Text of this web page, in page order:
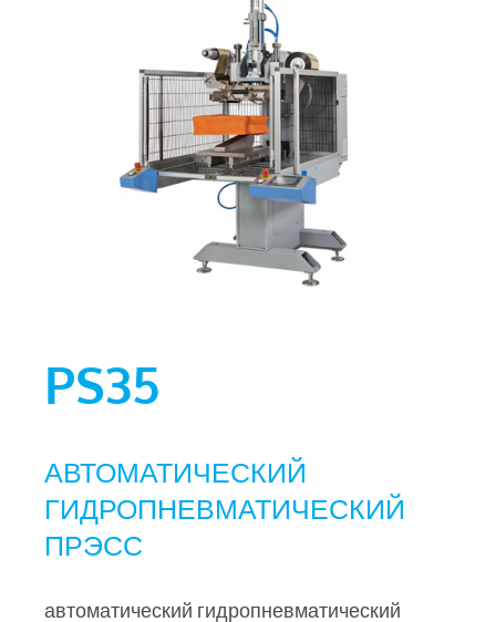
PS35
АВТОМАТИЧЕСКИЙ
ГИДРОПНЕВМАТИЧЕСКИЙ
ПРЭСС
автоматический гидропневматический